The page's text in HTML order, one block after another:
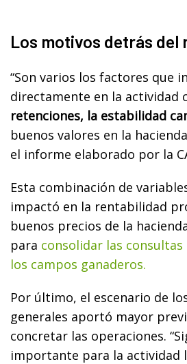
Los motivos detrás del
“Son varios los factores que
directamente en la actividad
retenciones, la estabilidad
buenos valores en la
el informe elaborado por la
Esta combinación de
impactó en la rentabilidad
buenos precios de la
para consolidar las
los campos ganaderos.
Por último, el escenario de
generales aportó mayor
concretar las operaciones.
importante para la actividad